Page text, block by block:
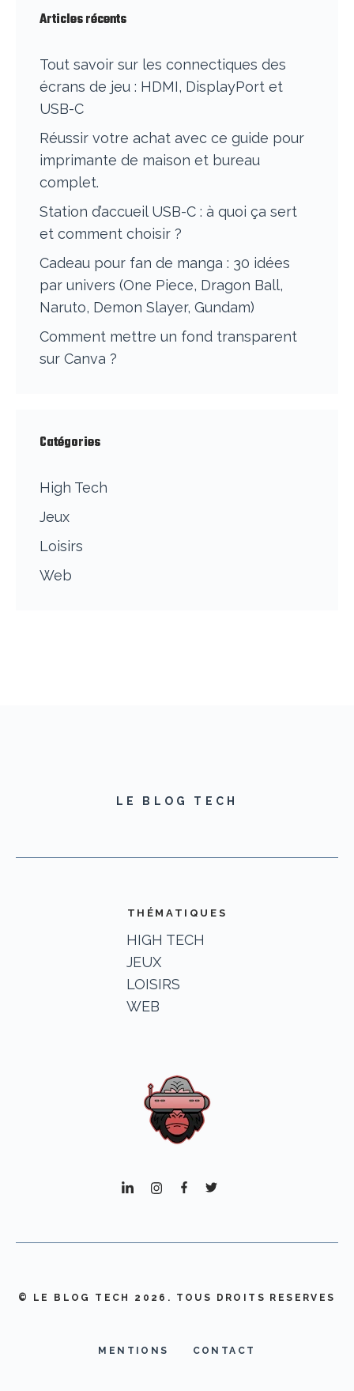
Articles récents
Tout savoir sur les connectiques des
écrans de jeu : HDMI, DisplayPort et
USB-C
Réussir votre achat avec ce guide pour
imprimante de maison et bureau
complet.
Station d’accueil USB-C : à quoi ça sert
et comment choisir ?
Cadeau pour fan de manga : 30 idées
par univers (One Piece, Dragon Ball,
Naruto, Demon Slayer, Gundam)
Comment mettre un fond transparent
sur Canva ?
Catégories
High Tech
Jeux
Loisirs
Web
LE BLOG TECH
THÉMATIQUES
HIGH TECH
JEUX
LOISIRS
WEB
© LE BLOG TECH 2026. TOUS DROITS RESERVES
MENTIONS CONTACT